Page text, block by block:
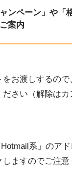
ャンペーン」や「
案内
をお渡しするの
ださい（解除は
系」のアド
しますのでご注意